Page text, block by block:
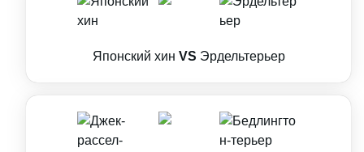
Японский хин VS Эрдельтерьер